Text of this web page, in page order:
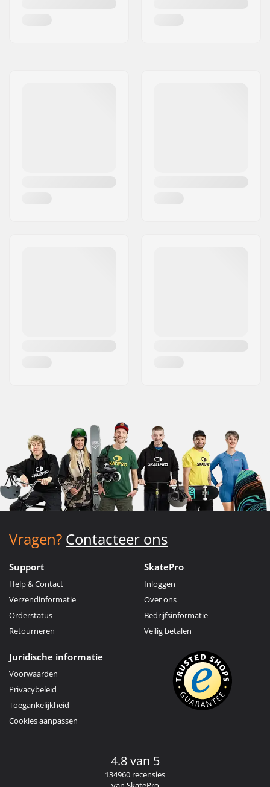
Vragen? Contacteer ons
Support
Help & Contact
Verzendinformatie
Orderstatus
Retourneren
SkatePro
Inloggen
Over ons
Bedrijfsinformatie
Veilig betalen
Juridische informatie
Voorwaarden
Privacybeleid
Toegankelijkheid
Cookies aanpassen
4.8 van 5
134960 recensies